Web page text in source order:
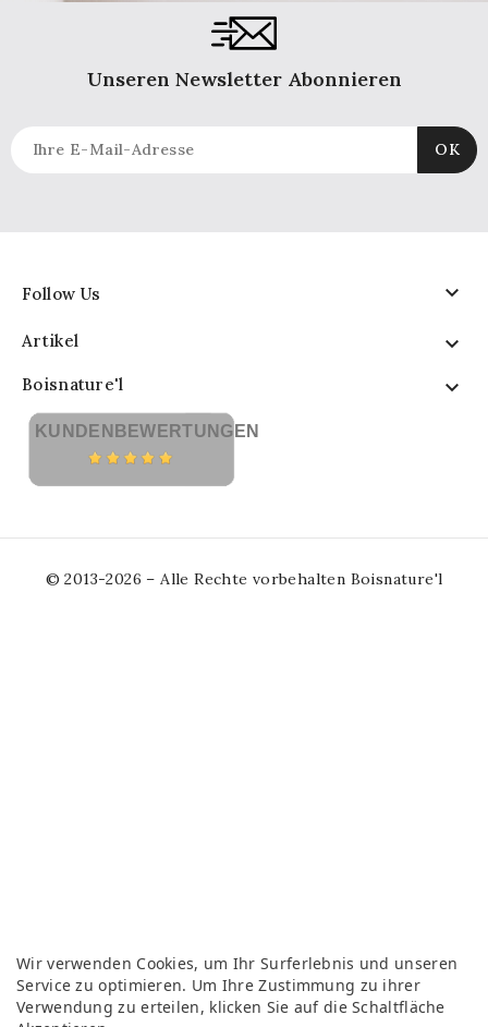
Unseren Newsletter Abonnieren
Follow Us 
Artikel 
Boisnature'l 
Wir verwenden Cookies, um Ihr Surferlebnis und unseren
Service zu optimieren. Um Ihre Zustimmung zu ihrer
Verwendung zu erteilen, klicken Sie auf die Schaltfläche
KUNDENBEWERTUNGEN
© 2013-2026 – Alle Rechte vorbehalten Boisnature'l